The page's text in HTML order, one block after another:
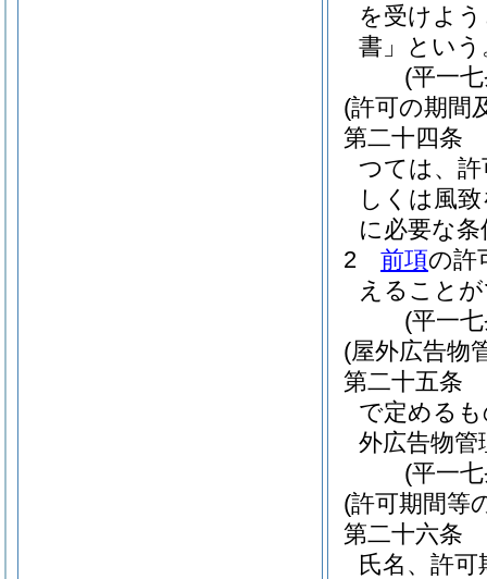
を受けよ
書」という
(平一
(許可の期間
第二十四条
つては、
しくは風
に必要な
2
前項の許
えること
(平一
(屋外広告物
第二十五条
で定める
外広告物
(平一
(許可期間等
第二十六条
氏名、許